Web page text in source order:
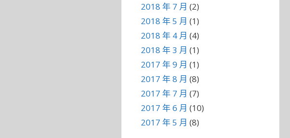
2018 年 7 月 (2)
2018 年 5 月 (1)
2018 年 4 月 (4)
2018 年 3 月 (1)
2017 年 9 月 (1)
2017 年 8 月 (8)
2017 年 7 月 (7)
2017 年 6 月 (10)
2017 年 5 月 (8)